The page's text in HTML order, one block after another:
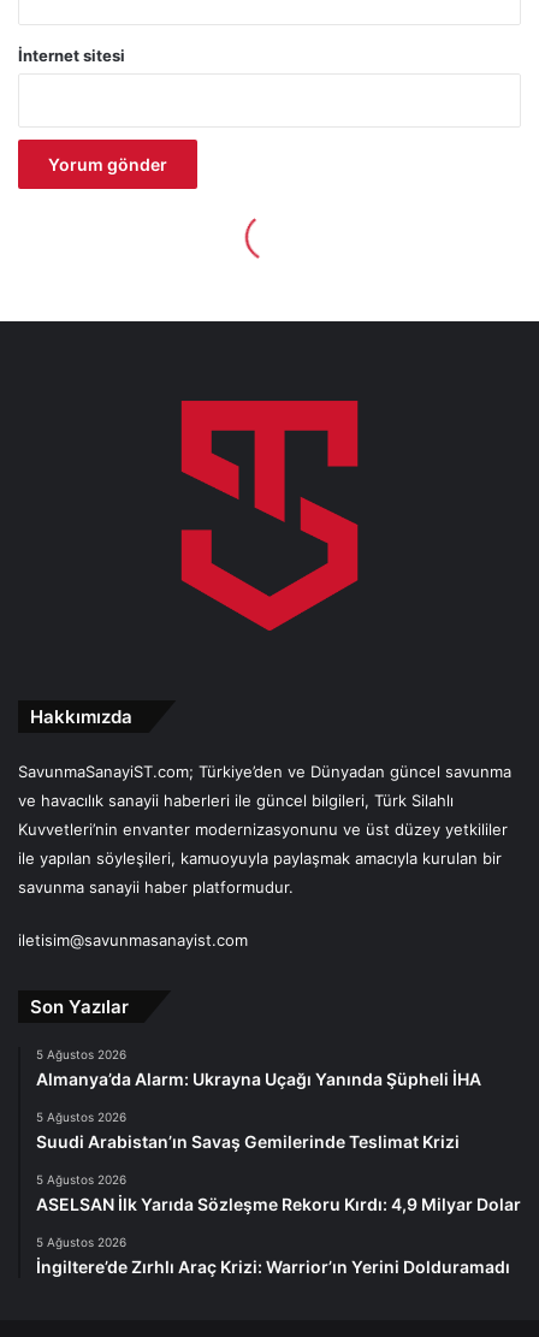
Hakkımızda
SavunmaSanayiST.com; Türkiye’den ve Dünyadan güncel savunma
ve havacılık sanayii haberleri ile güncel bilgileri, Türk Silahlı
Kuvvetleri’nin envanter modernizasyonunu ve üst düzey yetkililer
ile yapılan söyleşileri, kamuoyuyla paylaşmak amacıyla kurulan bir
savunma sanayii haber platformudur.
iletisim@savunmasanayist.com
Son Yazılar
5 Ağustos 2026
Almanya’da Alarm: Ukrayna Uçağı Yanında Şüpheli İHA
5 Ağustos 2026
Suudi Arabistan’ın Savaş Gemilerinde Teslimat Krizi
5 Ağustos 2026
ASELSAN İlk Yarıda Sözleşme Rekoru Kırdı: 4,9 Milyar Dolar
5 Ağustos 2026
İngiltere’de Zırhlı Araç Krizi: Warrior’ın Yerini Dolduramadı